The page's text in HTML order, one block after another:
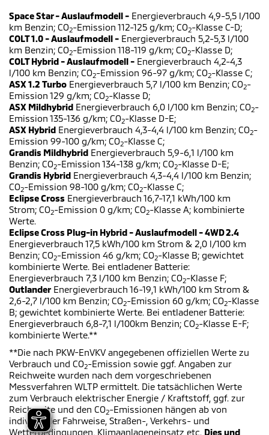
Space Star - Auslaufmodell - Energieverbrauch 4,9-5,5 l/100
km Benzin; CO2-Emission 112-125 g/km; CO2-Klasse C-D;
COLT 1.0 - Auslaufmodell - Energieverbrauch 5,2-5,3 l/100
km Benzin; CO2-Emission 118-119 g/km; CO2-Klasse D;
COLT Hybrid - Auslaufmodell - Energieverbrauch 4,2-4,3
l/100 km Benzin; CO2-Emission 96-97 g/km; CO2-Klasse C;
ASX 1.2 Turbo Energieverbrauch 5,7 l/100 km Benzin; CO2-
Emission 129 g/km; CO2-Klasse D;
ASX Mildhybrid Energieverbrauch 6,0 l/100 km Benzin; CO2-
Emission 135-136 g/km; CO2-Klasse D-E;
ASX Hybrid Energieverbrauch 4,3-4,4 l/100 km Benzin; CO2-
Emission 99-100 g/km; CO2-Klasse C;
Grandis Mildhybrid Energieverbrauch 5,9-6,1 l/100 km
Benzin; CO2-Emission 134-138 g/km; CO2-Klasse D-E;
Grandis Hybrid Energieverbrauch 4,3-4,4 l/100 km Benzin;
CO2-Emission 98-100 g/km; CO2-Klasse C;
Eclipse Cross Energieverbrauch 16,7-17,1 kWh/100 km
Strom; CO2-Emission 0 g/km; CO2-Klasse A; kombinierte
Werte.
Eclipse Cross Plug-in Hybrid - Auslaufmodell - 4WD 2.4
Energieverbrauch 17,5 kWh/100 km Strom & 2,0 l/100 km
Benzin; CO2-Emission 46 g/km; CO2-Klasse B; gewichtet
kombinierte Werte. Bei entladener Batterie:
Energieverbrauch 7,3 l/100 km Benzin; CO2-Klasse F;
Outlander Energieverbrauch 16-19,1 kWh/100 km Strom &
2,6-2,7 l/100 km Benzin; CO2-Emission 60 g/km; CO2-Klasse
B; gewichtet kombinierte Werte. Bei entladener Batterie:
Energieverbrauch 6,8-7,1 l/100km Benzin; CO2-Klasse E-F;
kombinierte Werte.**
**Die nach PKW-EnVKV angegebenen offiziellen Werte zu
Verbrauch und CO2-Emission sowie ggf. Angaben zur
Reichweite wurden nach dem vorgeschriebenen
Messverfahren WLTP ermittelt. Die tatsächlichen Werte
zum Verbrauch elektrischer Energie / Kraftstoff, ggf. zur
Reichweite und den CO2-Emissionen hängen ab von
individueller Fahrweise, Straßen-, Verkehrs- und
Wetterbedingungen, Klimaanlageneinsatz etc. Dies und